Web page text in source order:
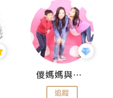
儍媽媽與兩隻小魔怪之家
追蹤